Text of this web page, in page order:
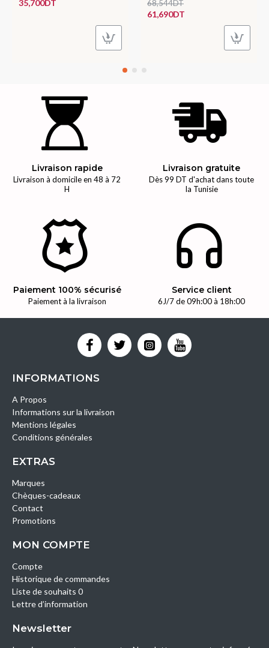
35,700DT
61,690DT
68,544DT
Livraison rapide
Livraison à domicile en 48 à 72
H
Livraison gratuite
Dès 99 DT d'achat dans toute
la Tunisie
Paiement 100% sécurisé
Paiement à la livraison
Service client
6J/7 de 09h:00 à 18h:00
INFORMATIONS
A Propos
Informations sur la livraison
Mentions légales
Conditions générales
EXTRAS
Marques
Chèques-cadeaux
Contact
Promotions
MON COMPTE
Compte
Historique de commandes
Liste de souhaits 0
Lettre d’information
Newsletter